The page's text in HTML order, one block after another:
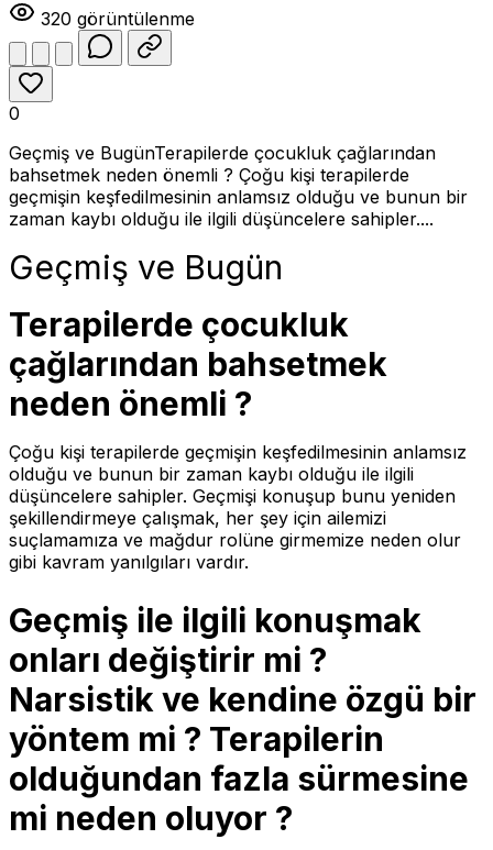
320 görüntülenme
0
Geçmiş ve BugünTerapilerde çocukluk çağlarından
bahsetmek neden önemli ? Çoğu kişi terapilerde
geçmişin keşfedilmesinin anlamsız olduğu ve bunun bir
zaman kaybı olduğu ile ilgili düşüncelere sahipler....
Geçmiş ve Bugün
Terapilerde çocukluk
çağlarından bahsetmek
neden önemli ?
Çoğu kişi terapilerde geçmişin keşfedilmesinin anlamsız
olduğu ve bunun bir zaman kaybı olduğu ile ilgili
düşüncelere sahipler. Geçmişi konuşup bunu yeniden
şekillendirmeye çalışmak, her şey için ailemizi
suçlamamıza ve mağdur rolüne girmemize neden olur
gibi kavram yanılgıları vardır.
Geçmiş ile ilgili konuşmak
onları değiştirir mi ?
Narsistik ve kendine özgü bir
yöntem mi ? Terapilerin
olduğundan fazla sürmesine
mi neden oluyor ?